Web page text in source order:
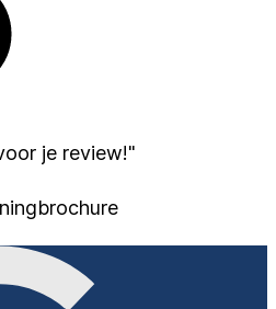
je review!"